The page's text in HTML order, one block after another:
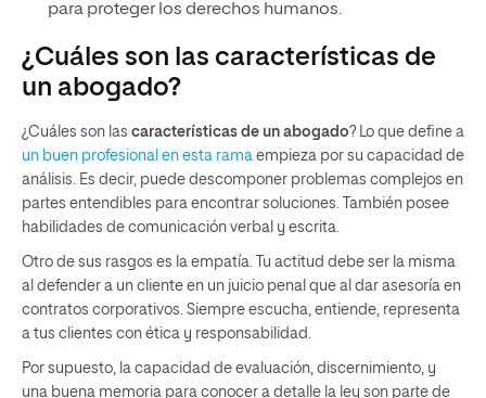
para proteger los derechos humanos.
¿Cuáles son las características de
un abogado?
¿Cuáles son las características de un abogado? Lo que define a
un buen profesional en esta rama empieza por su capacidad de
análisis. Es decir, puede descomponer problemas complejos en
partes entendibles para encontrar soluciones. También posee
habilidades de comunicación verbal y escrita.
Otro de sus rasgos es la empatía. Tu actitud debe ser la misma
al defender a un cliente en un juicio penal que al dar asesoría en
contratos corporativos. Siempre escucha, entiende, representa
a tus clientes con ética y responsabilidad.
Por supuesto, la capacidad de evaluación, discernimiento, y
una buena memoria para conocer a detalle la ley son parte de